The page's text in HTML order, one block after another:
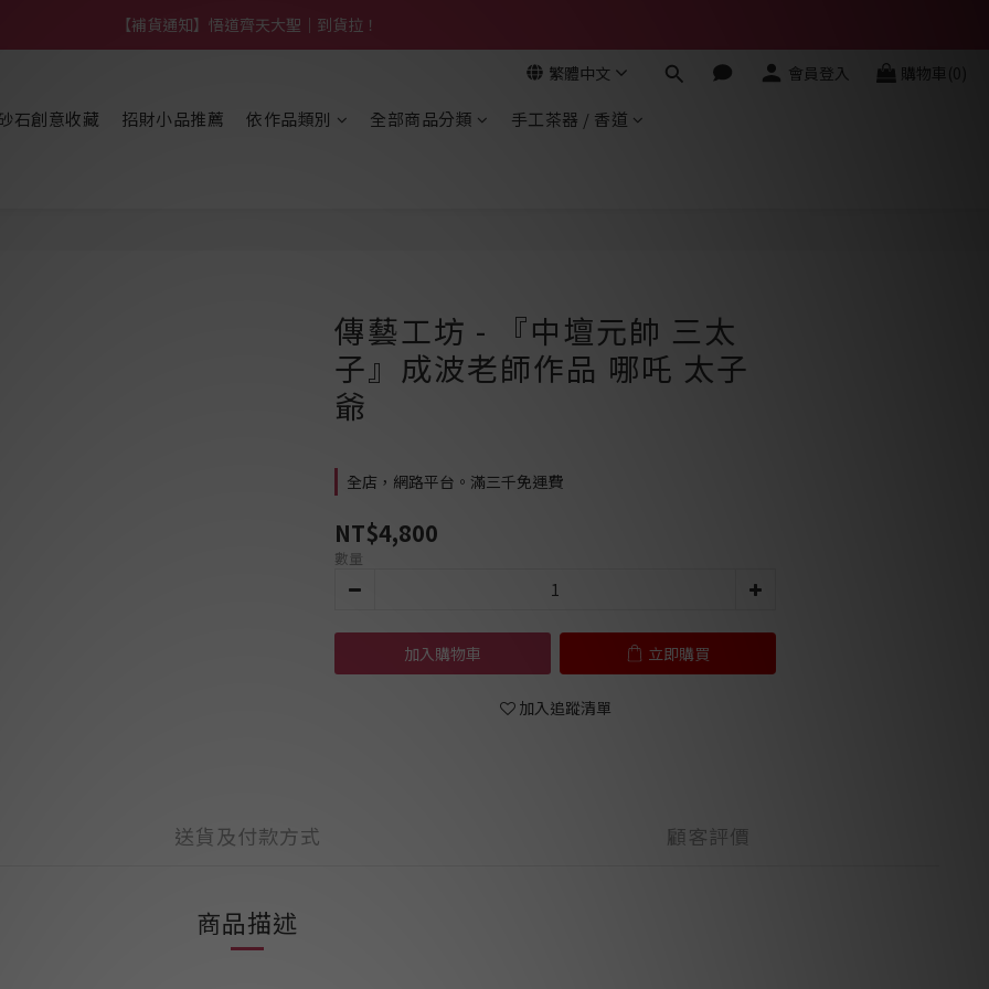
【熱門】馬上有系列！四種寶物幫你財運「轉」進來
【補貨通知】悟道齊天大聖｜到貨拉！
繁體中文 會員登入 購物車(0)
石創意收藏 招財小品推薦 依作品類別 全部商品分類 手工茶器 / 香道
傳藝工坊 - 『中壇元帥 三太
子』成波老師作品 哪吒 太子
爺
全店，網路平台。滿三千免運費
NT$4,800
數量
加入購物車 立即購買
加入追蹤清單
送貨及付款方式 顧客評價
商品描述